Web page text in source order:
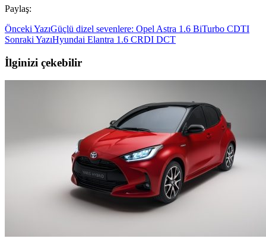
Paylaş:
Önceki YazıGüçlü dizel sevenlere: Opel Astra 1.6 BiTurbo CDTI
Sonraki YazıHyundai Elantra 1.6 CRDI DCT
İlginizi çekebilir